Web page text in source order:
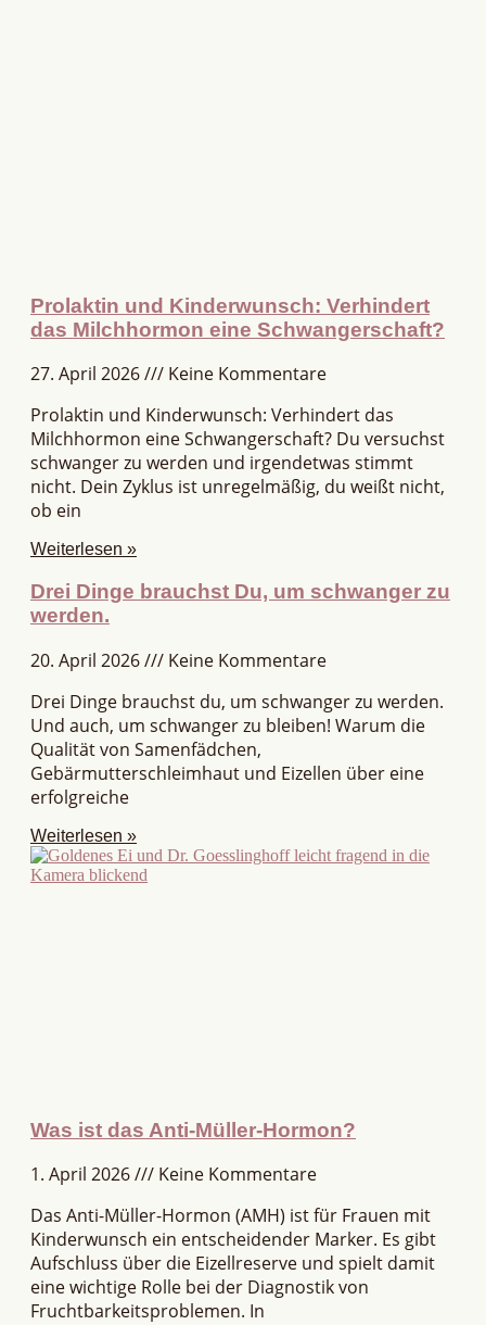
Prolaktin und Kinderwunsch: Verhindert
das Milchhormon eine Schwangerschaft?
27. April 2026
Keine Kommentare
Prolaktin und Kinderwunsch: Verhindert das
Milchhormon eine Schwangerschaft? Du versuchst
schwanger zu werden und irgendetwas stimmt
nicht. Dein Zyklus ist unregelmäßig, du weißt nicht,
ob ein
Weiterlesen »
Drei Dinge brauchst Du, um schwanger zu
werden.
20. April 2026
Keine Kommentare
Drei Dinge brauchst du, um schwanger zu werden.
Und auch, um schwanger zu bleiben! Warum die
Qualität von Samenfädchen,
Gebärmutterschleimhaut und Eizellen über eine
erfolgreiche
Weiterlesen »
Was ist das Anti-Müller-Hormon?
1. April 2026
Keine Kommentare
Das Anti-Müller-Hormon (AMH) ist für Frauen mit
Kinderwunsch ein entscheidender Marker. Es gibt
Aufschluss über die Eizellreserve und spielt damit
eine wichtige Rolle bei der Diagnostik von
Fruchtbarkeitsproblemen. In